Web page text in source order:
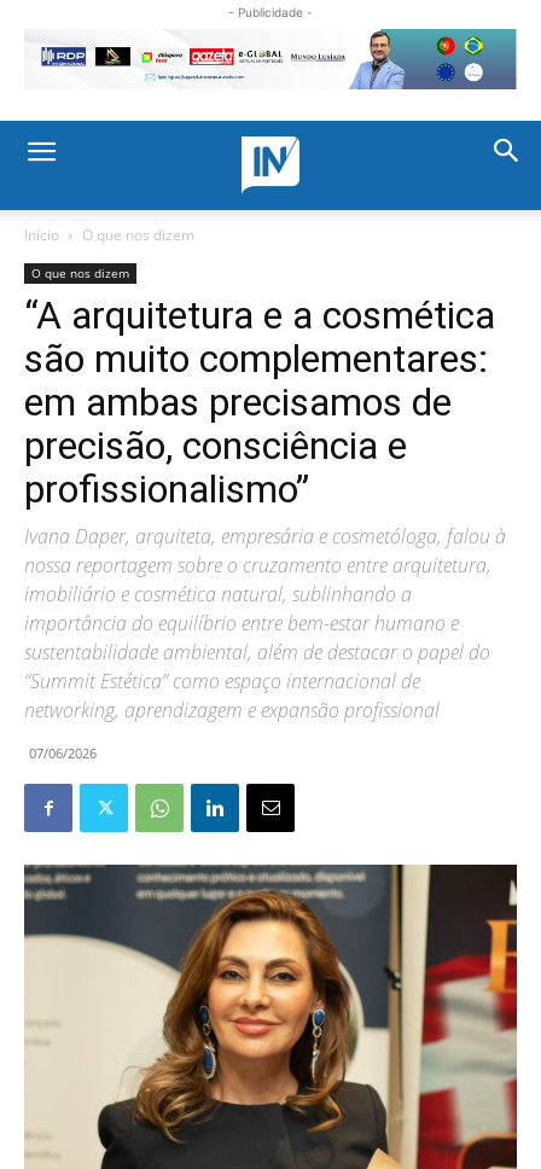
- Publicidade -
Início O que nos dizem
O que nos dizem
“A arquitetura e a cosmética
são muito complementares:
em ambas precisamos de
precisão, consciência e
profissionalismo”
Ivana Daper, arquiteta, empresária e cosmetóloga, falou à
nossa reportagem sobre o cruzamento entre arquitetura,
imobiliário e cosmética natural, sublinhando a
importância do equilíbrio entre bem-estar humano e
sustentabilidade ambiental, além de destacar o papel do
“Summit Estética” como espaço internacional de
networking, aprendizagem e expansão profissional
07/06/2026